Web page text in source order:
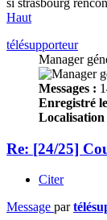
Haut
télésupporteur
Manager
Messages :
Enregistré
Localisation
Re: [24/25]
Citer
Message par